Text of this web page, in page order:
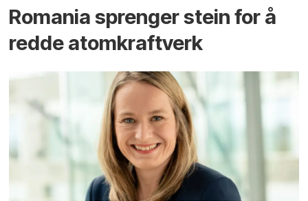
Romania sprenger stein for å
redde atomkraftverk